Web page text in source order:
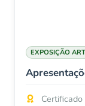
EXPOSIÇÃO